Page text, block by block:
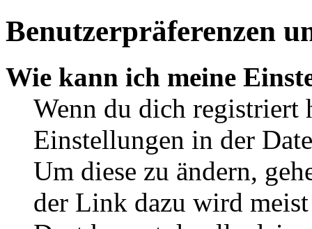
Benutzerpräferenzen
Wie kann ich meine
Wenn du dich registriert
Einstellungen in der
Um diese zu ändern,
der Link dazu wird